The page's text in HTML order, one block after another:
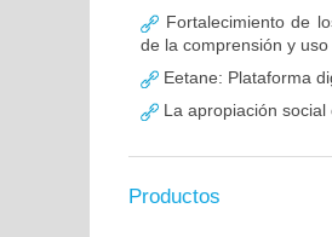
Fortalecimiento de
de la comprensión y
Eetane: Plataforma
La apropiación
Productos